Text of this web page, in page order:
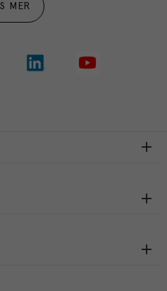
MER